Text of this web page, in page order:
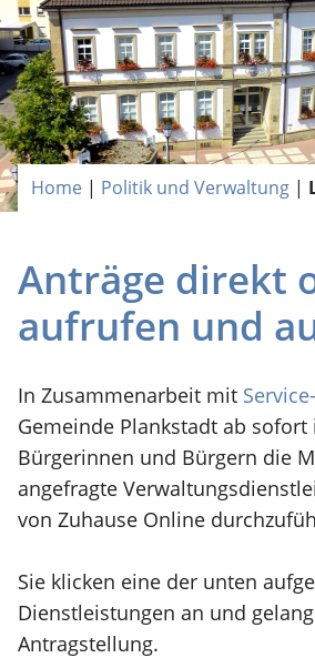
Home | Politik und Verwaltung |
Anträge direkt
aufrufen und
In Zusammenarbeit mit
Gemeinde Plankstadt ab sofort
Bürgerinnen und Bürgern die
angefragte
von Zuhause Online
Sie klicken eine der unten
Dienstleistungen an und
Antragstellung.